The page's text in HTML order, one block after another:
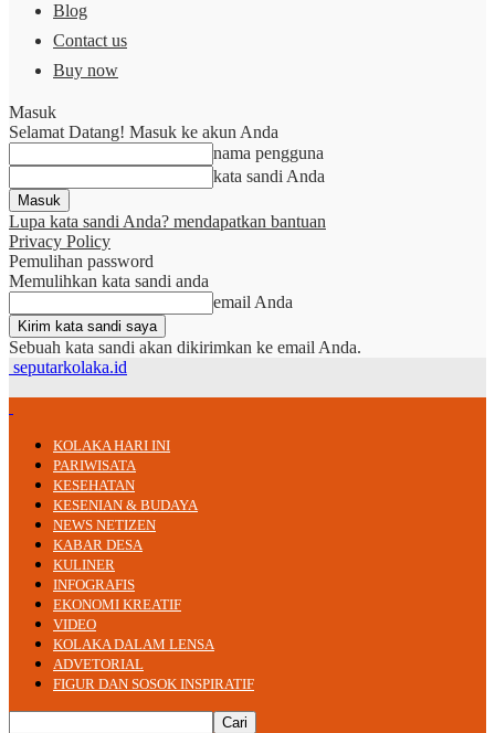
Blog
Contact us
Buy now
Masuk
Selamat Datang! Masuk ke akun Anda
nama pengguna
kata sandi Anda
Lupa kata sandi Anda? mendapatkan bantuan
Privacy Policy
Pemulihan password
Memulihkan kata sandi anda
email Anda
Sebuah kata sandi akan dikirimkan ke email Anda.
seputarkolaka.id
KOLAKA HARI INI
PARIWISATA
KESEHATAN
KESENIAN & BUDAYA
NEWS NETIZEN
KABAR DESA
KULINER
INFOGRAFIS
EKONOMI KREATIF
VIDEO
KOLAKA DALAM LENSA
ADVETORIAL
FIGUR DAN SOSOK INSPIRATIF